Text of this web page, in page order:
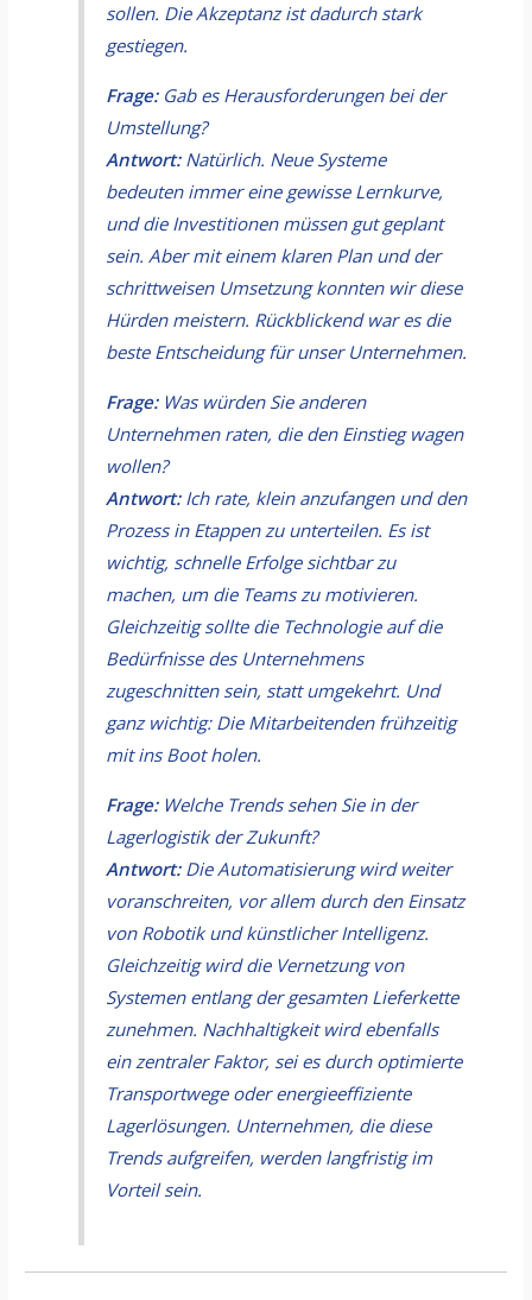
sollen. Die Akzeptanz ist dadurch stark
gestiegen.
Frage:Gab es Herausforderungen bei der
Umstellung?
Antwort:Natürlich. Neue Systeme
bedeuten immer eine gewisse Lernkurve,
und die Investitionen müssen gut geplant
sein. Aber mit einem klaren Plan und der
schrittweisen Umsetzung konnten wir diese
Hürden meistern. Rückblickend war es die
beste Entscheidung für unser Unternehmen.
Frage:Was würden Sie anderen
Unternehmen raten, die den Einstieg wagen
wollen?
Antwort:Ich rate, klein anzufangen und den
Prozess in Etappen zu unterteilen. Es ist
wichtig, schnelle Erfolge sichtbar zu
machen, um die Teams zu motivieren.
Gleichzeitig sollte die Technologie auf die
Bedürfnisse des Unternehmens
zugeschnitten sein, statt umgekehrt. Und
ganz wichtig: Die Mitarbeitenden frühzeitig
mit ins Boot holen.
Frage:Welche Trends sehen Sie in der
Lagerlogistik der Zukunft?
Antwort:Die Automatisierung wird weiter
voranschreiten, vor allem durch den Einsatz
von Robotik und künstlicher Intelligenz.
Gleichzeitig wird die Vernetzung von
Systemen entlang der gesamten Lieferkette
zunehmen. Nachhaltigkeit wird ebenfalls
ein zentraler Faktor, sei es durch optimierte
Transportwege oder energieeffiziente
Lagerlösungen. Unternehmen, die diese
Trends aufgreifen, werden langfristig im
Vorteil sein.